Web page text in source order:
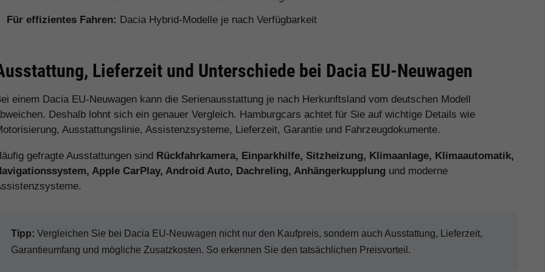
Für effizientes Fahren: Dacia Hybrid-Modelle je nach Verfügbarkeit
Lieferzeit und Unterschiede bei Dacia EU-Neuwagen
einem Dacia EU-Neuwagen kann die Serienausstattung je nach Herkunftsland vom deutschen Modell
Deshalb lohnt sich ein genauer Vergleich. Hamburgcars achtet für Sie auf wichtige Details wie
Ausstattungslinie, Assistenzsysteme, Lieferzeit, Garantie und Fahrzeugdokumente.
gefragte Ausstattungen sind Rückfahrkamera, Einparkhilfe, Sitzheizung, Klimaanlage, Klimaautomatik,
Apple CarPlay, Android Auto, Dachreling, Anhängerkupplung und moderne
Tipp: Vergleichen Sie bei Dacia EU-Neuwagen nicht nur den Kaufpreis, sondern auch Ausstattung, Lieferzeit,
Garantieumfang und mögliche Zusatzkosten. So erkennen Sie den tatsächlichen Preisvorteil.